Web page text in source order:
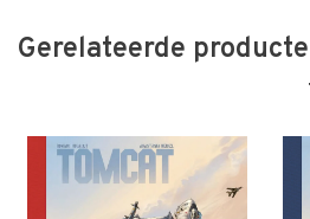
Gerelateerde